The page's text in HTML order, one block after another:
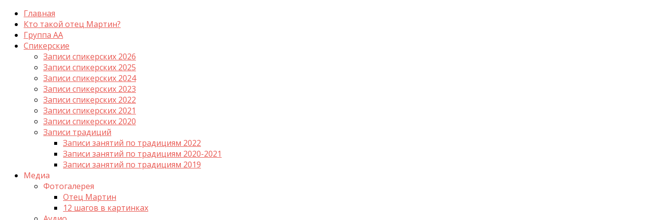
Главная
Кто такой отец Мартин?
Группа АА
Спикерские
Записи спикерских 2026
Записи спикерских 2025
Записи спикерских 2024
Записи спикерских 2023
Записи спикерских 2022
Записи спикерских 2021
Записи спикерских 2020
Записи традиций
Записи занятий по традициям 2022
Записи занятий по традициям 2020-2021
Записи занятий по традициям 2019
Медиа
Фотогалерея
Отец Мартин
12 шагов в картинках